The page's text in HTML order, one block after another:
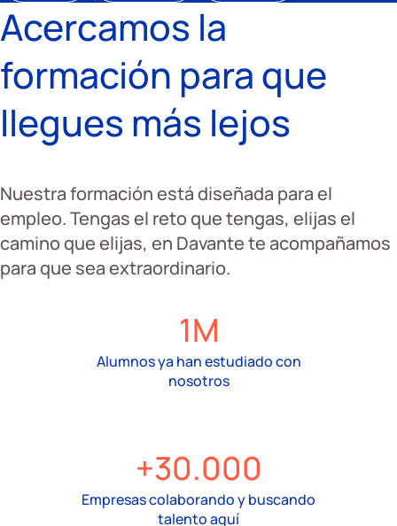
Acercamos la
formación para que
llegues más lejos
Nuestra formación está diseñada para el
empleo. Tengas el reto que tengas, elijas el
camino que elijas, en Davante te acompañamos
para que sea extraordinario.
1M
Alumnos ya han estudiado con
nosotros
+30.000
Empresas colaborando y buscando
talento aquí